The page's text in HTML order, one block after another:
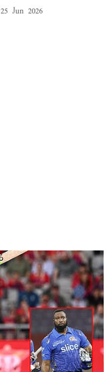
25 Jun 2026